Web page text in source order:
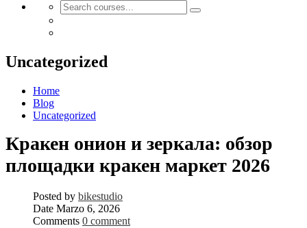
Uncategorized
Home
Blog
Uncategorized
Кракен онион и зеркала: обзор
площадки кракен маркет 2026
Posted by bikestudio
Date Marzo 6, 2026
Comments 0 comment